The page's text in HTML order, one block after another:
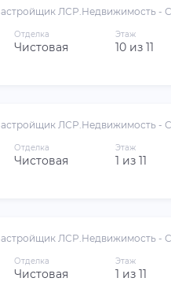
ЛСР.Недвижимость -
Отделка
Чистовая
Этаж
10 из 11
ЛСР.Недвижимость -
Отделка
Чистовая
Этаж
1 из 11
ЛСР.Недвижимость -
Отделка
Чистовая
Этаж
1 из 11